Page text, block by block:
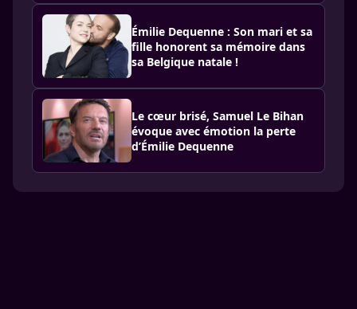
Émilie Dequenne : Son mari et sa
fille honorent sa mémoire dans
sa Belgique natale !
Le cœur brisé, Samuel Le Bihan
évoque avec émotion la perte
d’Émilie Dequenne